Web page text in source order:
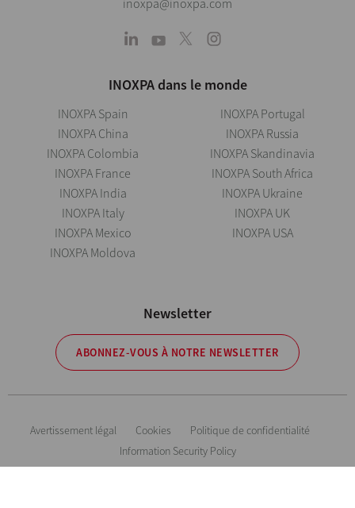
INOXPA dans le monde
INOXPA Spain
INOXPA China
INOXPA Colombia
INOXPA France
INOXPA India
INOXPA Italy
INOXPA Mexico
INOXPA Moldova
INOXPA Portugal
INOXPA Russia
INOXPA Skandinavia
INOXPA South Africa
INOXPA Ukraine
INOXPA UK
INOXPA USA
Newsletter
ABONNEZ-VOUS À NOTRE NEWSLETTER
Avertissement légal Cookies
Politique de confidentialité
Information Security Policy